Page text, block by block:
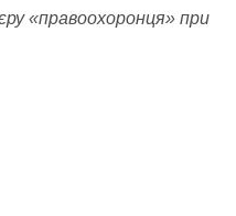
«правоохоронця» при